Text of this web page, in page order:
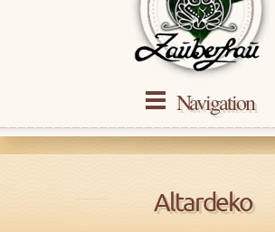
Navigation
Altardeko